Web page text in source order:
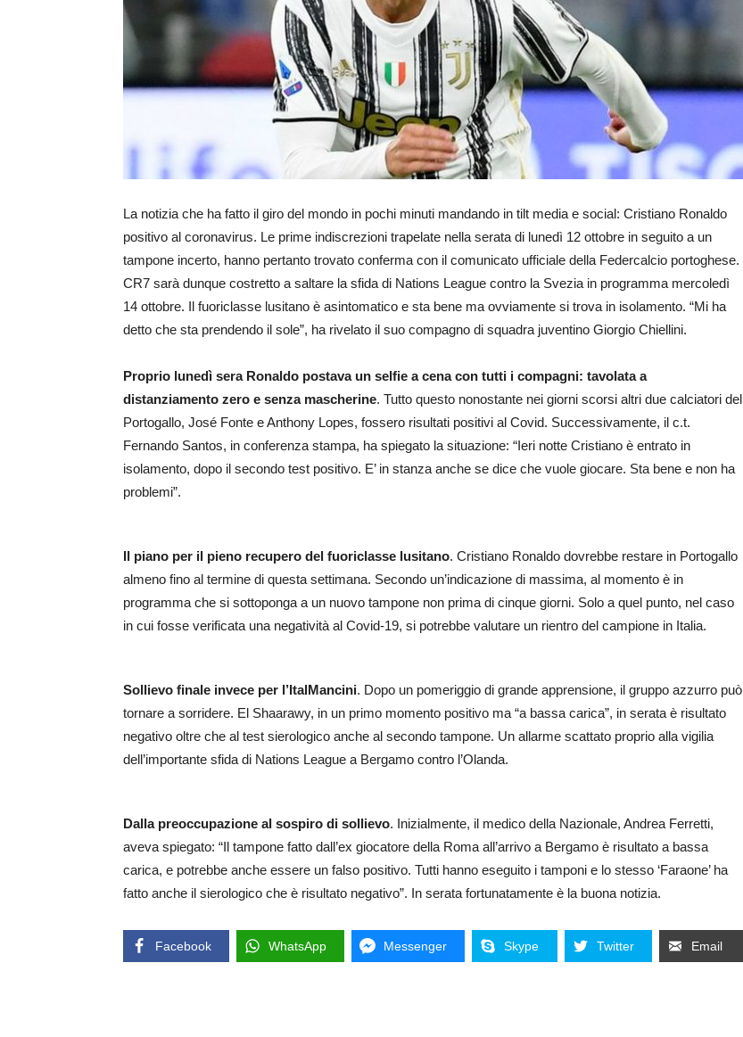
La notizia che ha fatto il giro del mondo in pochi minuti mandando in tilt media e social: Cristiano Ronaldo
positivo al coronavirus. Le prime indiscrezioni trapelate nella serata di lunedì 12 ottobre in seguito a un
tampone incerto, hanno pertanto trovato conferma con il comunicato ufficiale della Federcalcio portoghese.
CR7 sarà dunque costretto a saltare la sfida di Nations League contro la Svezia in programma mercoledì
14 ottobre. Il fuoriclasse lusitano è asintomatico e sta bene ma ovviamente si trova in isolamento. “Mi ha
detto che sta prendendo il sole”, ha rivelato il suo compagno di squadra juventino Giorgio Chiellini.
Proprio lunedì sera Ronaldo postava un selfie a cena con tutti i compagni: tavolata a
distanziamento zero e senza mascherine. Tutto questo nonostante nei giorni scorsi altri due calciatori del
Portogallo, José Fonte e Anthony Lopes, fossero risultati positivi al Covid. Successivamente, il c.t.
Fernando Santos, in conferenza stampa, ha spiegato la situazione: “Ieri notte Cristiano è entrato in
isolamento, dopo il secondo test positivo. E’ in stanza anche se dice che vuole giocare. Sta bene e non ha
problemi”.
Il piano per il pieno recupero del fuoriclasse lusitano. Cristiano Ronaldo dovrebbe restare in Portogallo
almeno fino al termine di questa settimana. Secondo un’indicazione di massima, al momento è in
programma che si sottoponga a un nuovo tampone non prima di cinque giorni. Solo a quel punto, nel caso
in cui fosse verificata una negatività al Covid-19, si potrebbe valutare un rientro del campione in Italia.
Sollievo finale invece per l’ItalMancini. Dopo un pomeriggio di grande apprensione, il gruppo azzurro può
tornare a sorridere. El Shaarawy, in un primo momento positivo ma “a bassa carica”, in serata è risultato
negativo oltre che al test sierologico anche al secondo tampone. Un allarme scattato proprio alla vigilia
dell’importante sfida di Nations League a Bergamo contro l’Olanda.
Dalla preoccupazione al sospiro di sollievo. Inizialmente, il medico della Nazionale, Andrea Ferretti,
aveva spiegato: “Il tampone fatto dall’ex giocatore della Roma all’arrivo a Bergamo è risultato a bassa
carica, e potrebbe anche essere un falso positivo. Tutti hanno eseguito i tamponi e lo stesso ‘Faraone’ ha
fatto anche il sierologico che è risultato negativo”. In serata fortunatamente è la buona notizia.
Facebook WhatsApp Messenger Skype Twitter Email